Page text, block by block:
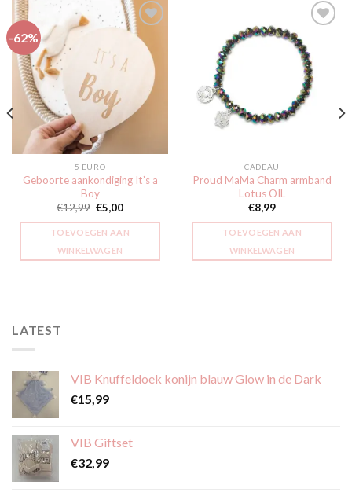
-62%
Toevoegen
verlanglijst
5 EURO
Geboorte aankondiging It’s a
Boy
€12,99 Oorspronkelijke
prijs
was:
€12,99.
€5,00Huidige
is:
€5,00.
TOEVOEGEN AAN
WINKELWAGEN
Toevoegen
aan
verlanglijst
CADEAU
Proud MaMa Charm armband
Lotus OIL
€8,99
TOEVOEGEN AAN
WINKELWAGEN
LATEST
VIB Knuffeldoek konijn blauw Glow in de Dark
€15,99
VIB Giftset
€32,99